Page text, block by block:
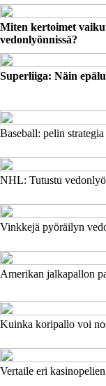
Miten kertoimet
vedonlyönnissä?
Superliiga: Näin
Baseball: pelin
NHL: Tutustu
Vinkkejä pyöräilyn
Amerikan jalkapallon
Kuinka koripallo voi
Vertaile eri